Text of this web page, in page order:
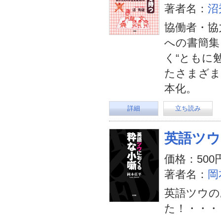
著者名： 沼
協働者・
への書簡
く“ともに
たさまざ
本化。
詳細 立ち読み
英語ツ
価格：500
著者名：
英語ツウ
た！・・